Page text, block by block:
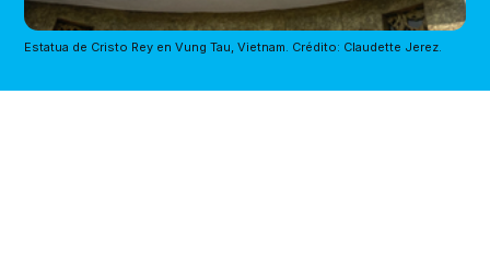
Estatua de Cristo Rey en Vung Tau, Vietnam. Crédito: Claudette Jerez.